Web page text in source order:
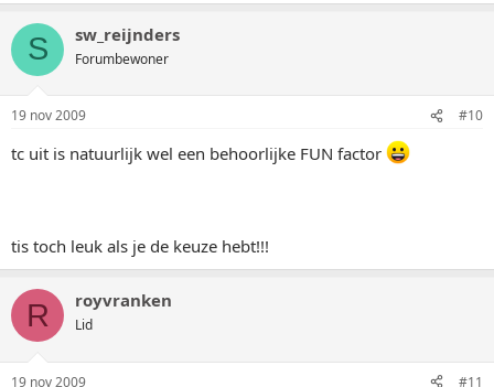
S sw_reijnders
Forumbewoner
19 nov 2009 #10
tc uit is natuurlijk wel een behoorlijke FUN factor
tis toch leuk als je de keuze hebt!!!
R royvranken
Lid
19 nov 2009 #11